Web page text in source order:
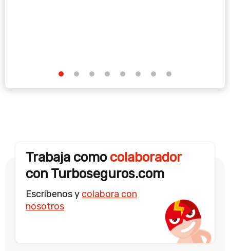
Trabaja como colaborador
con Turboseguros.com
Escríbenos y colabora con
nosotros